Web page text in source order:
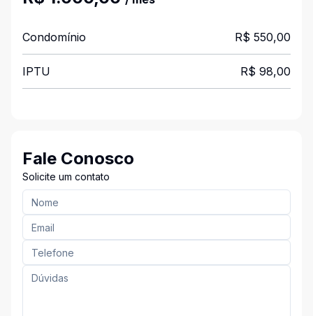
Condomínio R$ 550,00
IPTU R$ 98,00
Fale Conosco
Solicite um contato